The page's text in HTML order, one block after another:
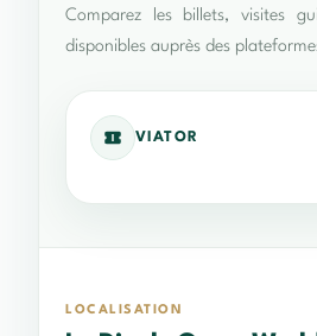
Comparez les billets, visites
disponibles auprès des
VIATOR
LOCALISATION